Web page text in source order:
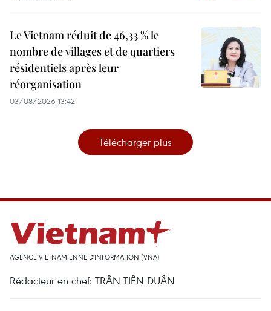
Le Vietnam réduit de 46,33 % le
nombre de villages et de quartiers
résidentiels après leur
réorganisation
03/08/2026 13:42
Télécharger plus
AGENCE VIETNAMIENNE D'INFORMATION (VNA)
Rédacteur en chef: TRÂN TIÊN DUÂN